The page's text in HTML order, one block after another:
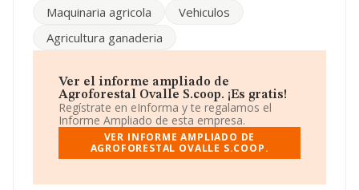
cuyo Código es 4661. No realiza actividad de
Ha contado con el mismo número de empleados y
un número de empleados por debajo de la media de
sector.
Dentro del ranking de empresas elaborado por
INFORMA, atendiendo a los niveles de facturación de la
compañía, se destaca que: frente al año 2023, la
compañía se ha posicionado 26 puestos por debajo en
mejor posición las siguientes empresas del sector:
Maquinaria agricola
Vehiculos
Agricultura ganaderia
Ver el informe ampliado de
Agroforestal Ovalle S.coop. ¡Es gratis!
Regístrate en eInforma y te regalamos el
Informe Ampliado de esta empresa.
VER INFORME AMPLIADO DE
AGROFORESTAL OVALLE S.COOP.